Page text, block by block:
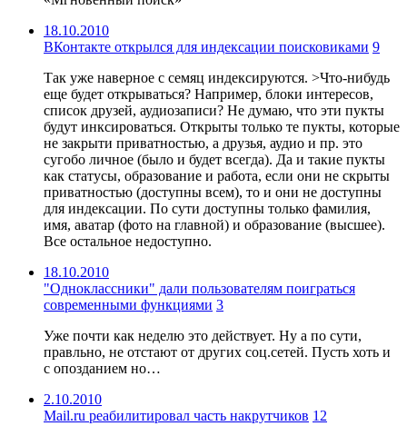
18.10.2010
ВКонтакте открылся для индексации поисковиками 9
Так уже наверное с семяц индексируются. >Что-нибудь
еще будет открываться? Например, блоки интересов,
список друзей, аудиозаписи? Не думаю, что эти пукты
будут инксироваться. Открыты только те пукты, которые
не закрыти приватностью, а друзья, аудио и пр. это
сугобо личное (было и будет всегда). Да и такие пукты
как статусы, образование и работа, если они не скрыты
приватностью (доступны всем), то и они не доступны
для индексации. По сути доступны только фамилия,
имя, аватар (фото на главной) и образование (высшее).
Все остальное недоступно.
18.10.2010
"Одноклассники" дали пользователям поиграться
современными функциями 3
Уже почти как неделю это действует. Ну а по сути,
правльно, не отстают от других соц.сетей. Пусть хоть и
с опозданием но…
2.10.2010
Mail.ru реабилитировал часть накрутчиков 12